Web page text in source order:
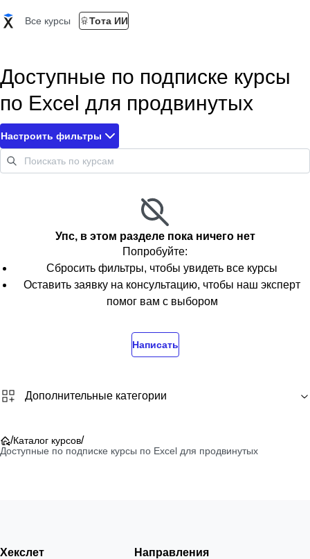
Все курсы Тота ИИ
Доступные по подписке курсы
по Excel для продвинутых
Настроить фильтры
Упс, в этом разделе пока ничего нет
Попробуйте:
Сбросить фильтры, чтобы увидеть все курсы
Оставить заявку на консультацию, чтобы наш эксперт
помог вам с выбором
Написать
Дополнительные категории
/Каталог курсов/
Доступные по подписке курсы по Excel для продвинутых
Хекслет Направления